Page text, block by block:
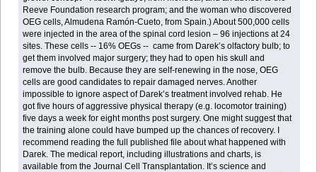
Reeve Foundation research program; and the woman who discovered
OEG cells, Almudena Ramón-Cueto, from Spain.) About 500,000 cells
were injected in the area of the spinal cord lesion – 96 injections at 24
sites. These cells -- 16% OEGs -- came from Darek’s olfactory bulb; to
get them involved major surgery; they had to open his skull and
remove the bulb. Because they are self-renewing in the nose, OEG
cells are good candidates to repair damaged nerves. Another
impossible to ignore aspect of Darek’s treatment involved rehab. He
got five hours of aggressive physical therapy (e.g. locomotor training)
five days a week for eight months post surgery. One might suggest that
the training alone could have bumped up the chances of recovery. I
recommend reading the full published file about what happened with
Darek. The medical report, including illustrations and charts, is
available from the Journal Cell Transplantation. It’s science and